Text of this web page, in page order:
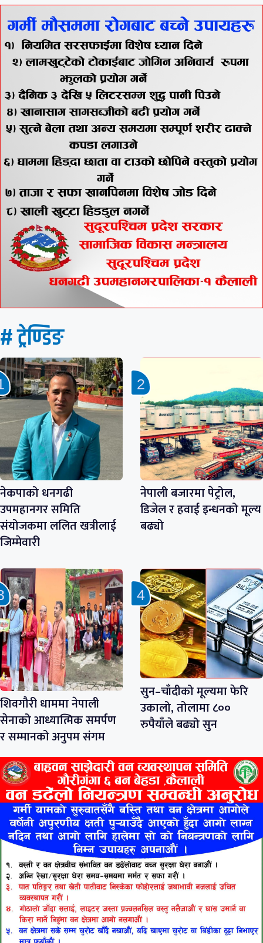
# ट्रेण्डिङ
नेकपाको धनगढी
उपमहानगर समिति
संयोजकमा ललित खत्रीलाई
जिम्मेवारी
नेपाली बजारमा पेट्रोल,
डिजेल र हवाई इन्धनको मूल्य
बढ्यो
शिवगौरी धाममा नेपाली
सेनाको आध्यात्मिक समर्पण
र सम्मानको अनुपम संगम
सुन–चाँदीको मूल्यमा फेरि
उकालो, तोलामा ८००
रुपैयाँले बढ्यो सुन